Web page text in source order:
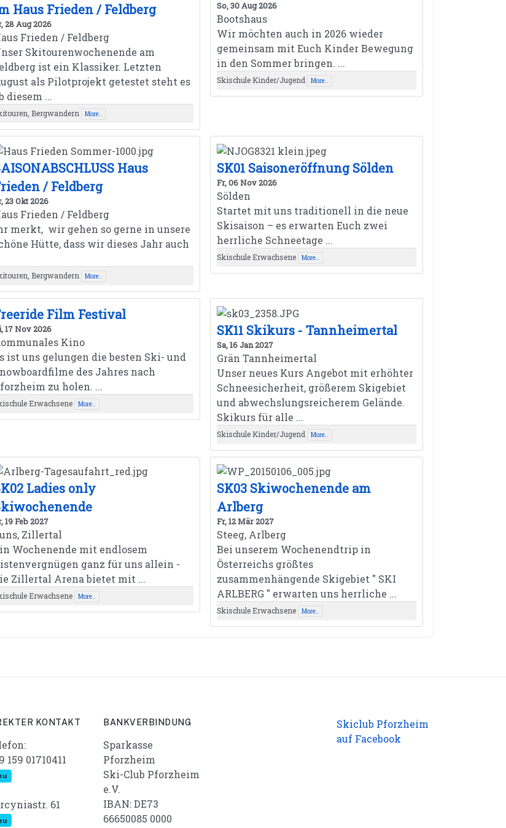
Haus Frieden / Feldberg
28 Aug 2026
Frieden / Feldberg
Skitourenwochenende am
ist ein Klassiker. Letzten
als Pilotprojekt getestet steht es
diesem ...
Bergwandern More..
So, 30 Aug 2026
Bootshaus
Wir möchten auch in 2026 wieder
gemeinsam mit Euch Kinder Bewegung
in den Sommer bringen. ...
Skischule Kinder/Jugend More..
Haus
/ Feldberg
23 Okt 2026
Frieden / Feldberg
merkt, wir gehen so gerne in unsere
Hütte, dass wir dieses Jahr auch
Bergwandern More..
SK01 Saisoneröffnung Sölden
Fr, 06 Nov 2026
Sölden
Startet mit uns traditionell in die neue
Skisaison – es erwarten Euch zwei
herrliche Schneetage ...
Skischule Erwachsene More..
Film Festival
17 Nov 2026
Kino
ist uns gelungen die besten Ski- und
des Jahres nach
zu holen. ...
Erwachsene More..
SK11 Skikurs - Tannheimertal
Sa, 16 Jan 2027
Grän Tannheimertal
Unser neues Kurs Angebot mit erhöhter
Schneesicherheit, größerem Skigebiet
und abwechslungsreicherem Gelände.
Skikurs für alle ...
Skischule Kinder/Jugend More..
Ladies only
19 Feb 2027
Zillertal
Wochenende mit endlosem
ganz für uns allein -
Zillertal Arena bietet mit ...
Erwachsene More..
SK03 Skiwochenende am
Arlberg
Fr, 12 Mär 2027
Steeg, Arlberg
Bei unserem Wochenendtrip in
Österreichs größtes
zusammenhängende Skigebiet " SKI
ARLBERG " erwarten uns herrliche ...
Skischule Erwachsene More..
KONTAKT
159 01710411
61
BANKVERBINDUNG
Sparkasse
Pforzheim
Ski-Club Pforzheim
e.V.
IBAN: DE73
66650085 0000
Skiclub Pforzheim
auf Facebook